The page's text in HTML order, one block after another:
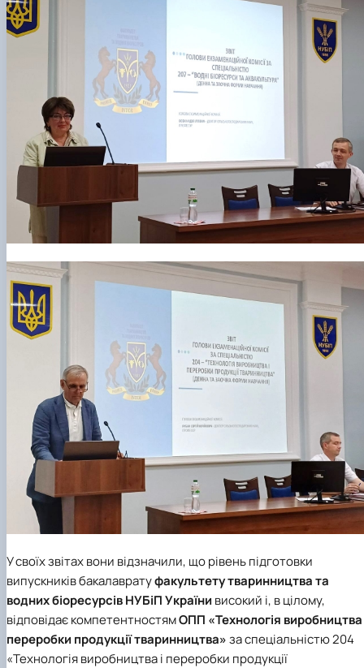
У своїх звітах вони відзначили, що рівень підготовки
випускників бакалавратуфакультету тваринництва та
водних біоресурсівНУБіП України високий і, в цілому,
відповідає компетентностямОПП «Технологія виробництва
переробки продукції тваринництва»за спеціальністю 204
«Технологія виробництва і переробки продукції